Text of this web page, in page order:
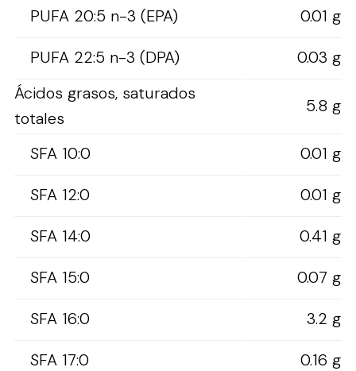
PUFA 20:5 n-3 (EPA)
0.01 g
PUFA 22:5 n-3 (DPA)
0.03 g
Ácidos grasos, saturados
totales
5.8 g
SFA 10:0
0.01 g
SFA 12:0
0.01 g
SFA 14:0
0.41 g
SFA 15:0
0.07 g
SFA 16:0
3.2 g
SFA 17:0
0.16 g